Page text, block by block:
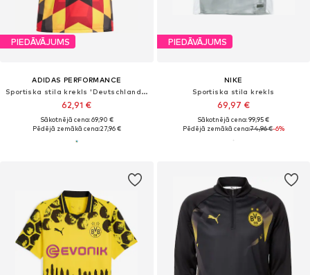
PIEDĀVĀJUMS
ADIDAS PERFORMANCE
Sportiska stila krekls 'Deutschland Pre-Match'
62,91 €
Sākotnējā cena: 69,90 €
Pēdējā zemākā cena:27,96 €
PIEDĀVĀJUMS
NIKE
Sportiska stila krekls
69,97 €
Sākotnējā cena: 99,95 €
Pēdējā zemākā cena:74,96 €-6%